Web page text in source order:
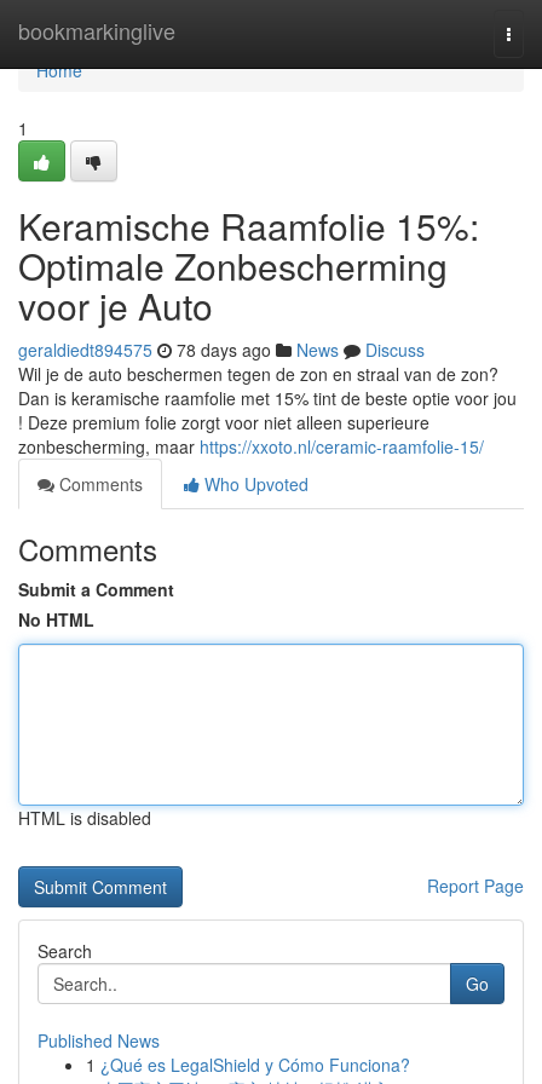
bookmarkinglive
Home
Home
1
Keramische Raamfolie 15%:
Optimale Zonbescherming
voor je Auto
geraldiedt894575 78 days ago News
Discuss
Wil je de auto beschermen tegen de zon en straal van de zon?
Dan is keramische raamfolie met 15% tint de beste optie voor jou
! Deze premium folie zorgt voor niet alleen superieure
zonbescherming, maar https://xxoto.nl/ceramic-raamfolie-15/
Comments
Who Upvoted
Comments
Submit a Comment
No HTML
HTML is disabled
Report Page
Search
Go
Published News
1 ¿Qué es LegalShield y Cómo Funciona?